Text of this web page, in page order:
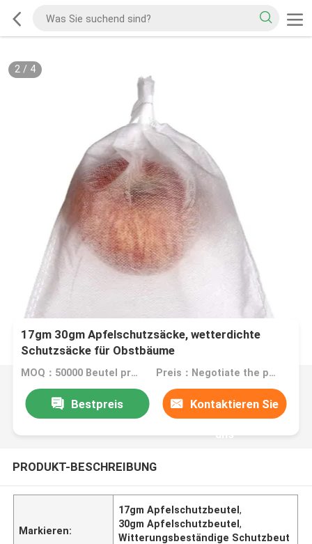
2/ 4
17gm 30gm Apfelschutzsäcke, wetterdichte
Schutzsäcke für Obstbäume
MOQ：50000 Beutel pro Artikel Preis：Negotiate the price in detail according to the product
Bestpreis Kontaktieren Sie
uns
PRODUKT-BESCHREIBUNG
Markieren:
17gm Apfelschutzbeutel,
30gm Apfelschutzbeutel,
Witterungsbeständige Schutzbeut